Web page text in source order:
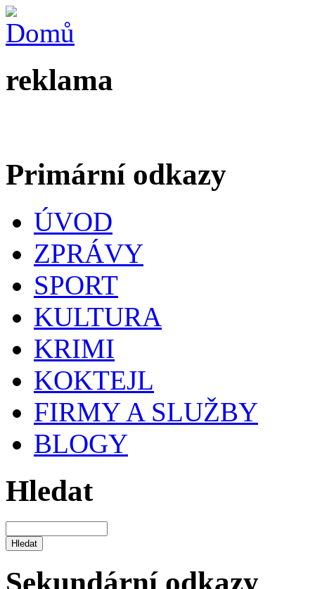
reklama
Primární odkazy
ÚVOD
ZPRÁVY
SPORT
KULTURA
KRIMI
KOKTEJL
FIRMY A SLUŽBY
BLOGY
Hledat